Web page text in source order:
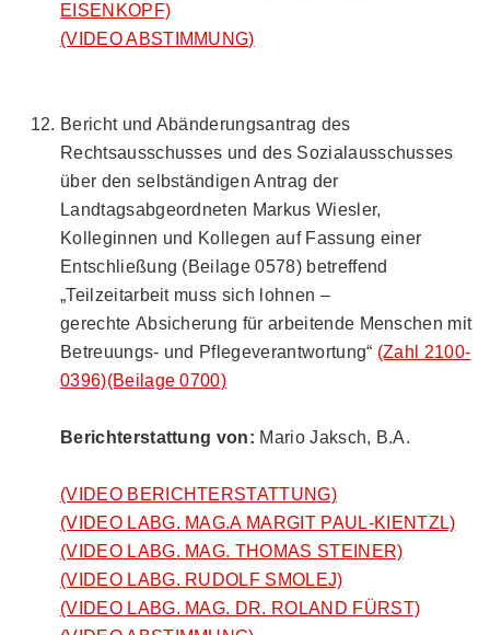
EISENKOPF)
(VIDEO ABSTIMMUNG)
Bericht und Abänderungsantrag des
Rechtsausschusses und des Sozialausschusses
über den selbständigen Antrag der
Landtagsabgeordneten Markus Wiesler,
Kolleginnen und Kollegen auf Fassung einer
Entschließung (Beilage 0578) betreffend
„Teilzeitarbeit muss sich lohnen –
gerechte Absicherung für arbeitende Menschen mit
Betreuungs- und Pflegeverantwortung“ (Zahl 2100-
0396)(Beilage 0700)
Berichterstattung von: Mario Jaksch, B.A.
(VIDEO BERICHTERSTATTUNG)
(VIDEO LABG. MAG.A MARGIT PAUL-KIENTZL)
(VIDEO LABG. MAG. THOMAS STEINER)
(VIDEO LABG. RUDOLF SMOLEJ)
(VIDEO LABG. MAG. DR. ROLAND FÜRST)